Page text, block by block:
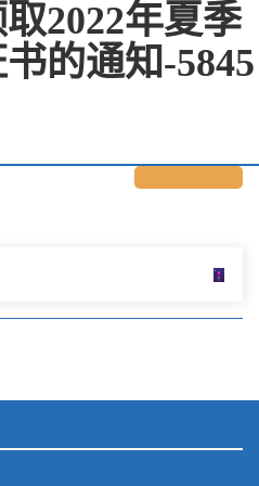
2022年夏季
的通知-5845